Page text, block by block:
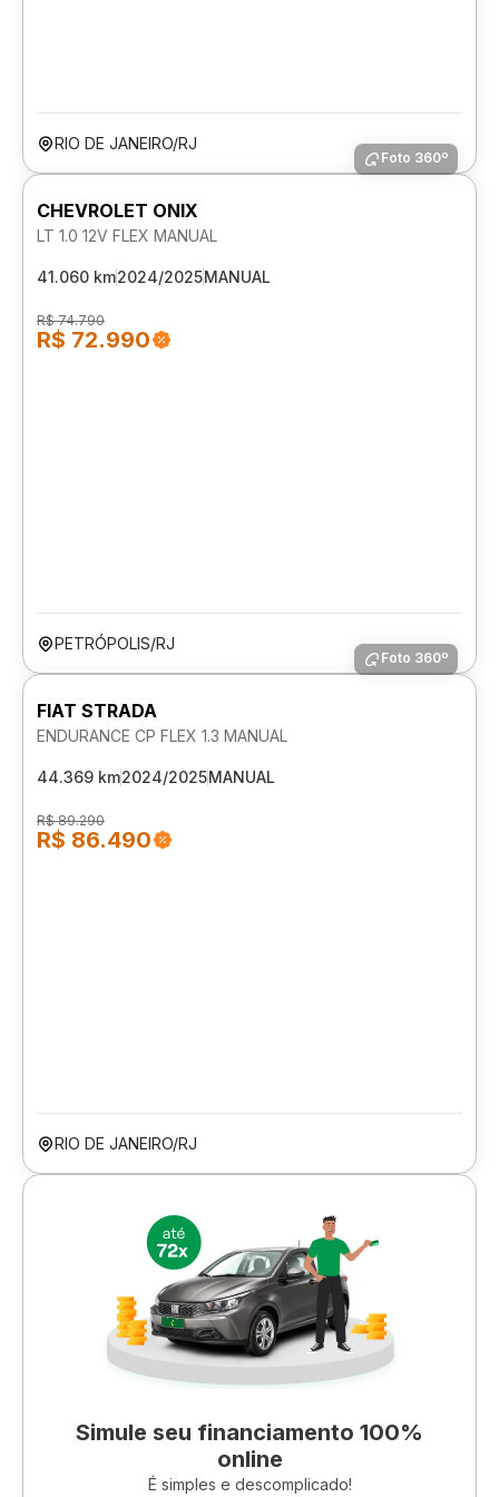
RIO DE JANEIRO/RJ
Foto 360º
CHEVROLET ONIX
LT 1.0 12V FLEX MANUAL
41.060 km2024/2025MANUAL
R$ 74.790
R$ 72.990
PETRÓPOLIS/RJ
Foto 360º
FIAT STRADA
ENDURANCE CP FLEX 1.3 MANUAL
44.369 km2024/2025MANUAL
R$ 89.290
R$ 86.490
RIO DE JANEIRO/RJ
Simule seu financiamento 100%
online
É simples e descomplicado!